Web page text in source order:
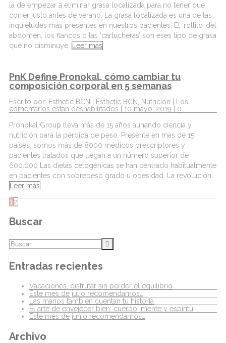
la de empezar a eliminar grasa localizada para no tener que
correr justo antes de verano. La grasa localizada es una de las
inquietudes más presentes en nuestros pacientes. El ‘rollito’ del
abdomen, los flancos o las ‘cartucheras’ son eses tipo de grasa
que no disminuye…
Leer más
PnK Define Pronokal, cómo cambiar tu
composición corporal en 5 semanas
Escrito por: Esthetic BCN | Esthetic BCN Nutrición
Los
comentarios estan deshabilitados | 10 mayo, 2019 | 0
Pronokal Group lleva más de 15 años aunando ciencia y
nutrición para la pérdida de peso. Presente en más de 15
países, somos más de 8000 médicos prescriptores y
pacientes tratados que llegan a un número superior de
600.000 Las dietas cetogénicas se han centrado habitualmente
en pacientes con sobrepeso grado u obesidad. La revolución…
Leer más
1 2
Buscar
Entradas recientes
Vacaciones, disfrutar sin perder el equilibrio
Este mes de julio recomendamos…
Las manos también cuentan tu historia
El arte de envejecer bien: cuerpo, mente y espíritu
Este mes de junio recomendamos…
Archivo